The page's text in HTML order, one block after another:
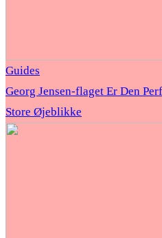
Guides
Georg Jensen-flaget Er Den
Store Øjeblikke